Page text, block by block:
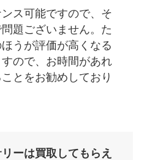
ス可能ですので、そ
題ございません。た
うが評価が高くなる
ので、お時間があれ
とをお勧めしており
ーは買取してもらえ